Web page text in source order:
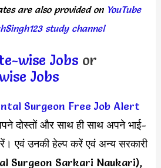
are also provided onYouTube
study channel
wise Jobs or
Jobs
Surgeon Free Job Alert
दोस्तों और साथ ही साथ अपने भाई-
एवं उनकी हेल्प करें एवं अन्य सरकारी
Surgeon Sarkari Naukari),